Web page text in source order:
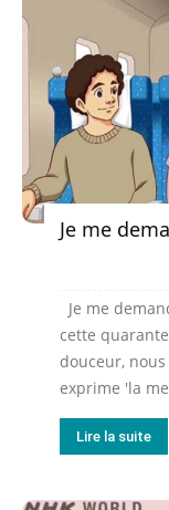
Je me
Je me
cette
douceur,
exprime 'la
Lire la suite